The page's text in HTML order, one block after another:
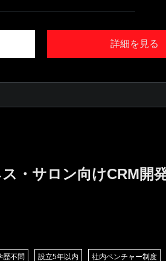
詳細を見る
・サロン向けCRM開
歴不問 設立5年以内 社内ベンチャー制度